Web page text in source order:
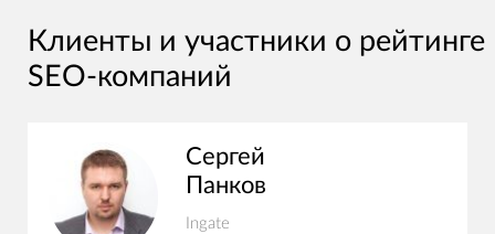
Клиенты и участники о рейтинге
SEO-компаний
Сергей
Панков
Ingate